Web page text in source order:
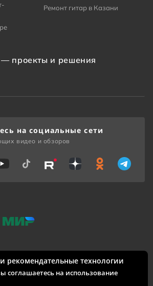
Ремонт гитар в Казани
— проекты и решения
Санкт-Петербург, Новосибирск,
Нижний Новгород, Челябинск,
Уфа, Ростов-на-Дону, Омск, Краснодар,
и другие города.
«Мир»
на социальные сети
видео и обзоров
рекомендательные технологии
соглашаетесь на использование